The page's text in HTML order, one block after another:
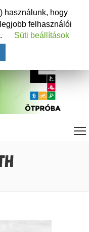
használunk, hogy
felhasználói
Süti beállítások